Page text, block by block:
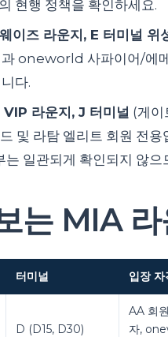
현행 정책을 확인하세요.
이즈 라운지, E 터미널 위
과 oneworld 사파이어/에
다.
라운지, J 터미널 (게
및 라탐 엘리트 회원 전
는 일관되게 확인되지 않으
는 MIA 라
터미널 입장 자
D (D15, D30)
AA 회
자,